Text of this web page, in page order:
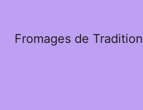
Fromages de Tradition